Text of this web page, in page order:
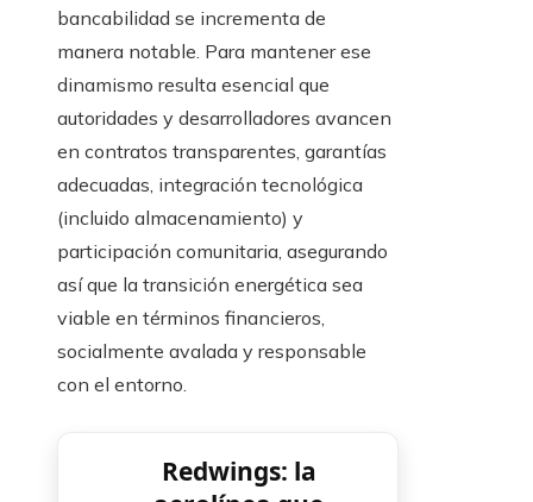
bancabilidad se incrementa de
manera notable. Para mantener ese
dinamismo resulta esencial que
autoridades y desarrolladores avancen
en contratos transparentes, garantías
adecuadas, integración tecnológica
(incluido almacenamiento) y
participación comunitaria, asegurando
así que la transición energética sea
viable en términos financieros,
socialmente avalada y responsable
con el entorno.
Redwings: la